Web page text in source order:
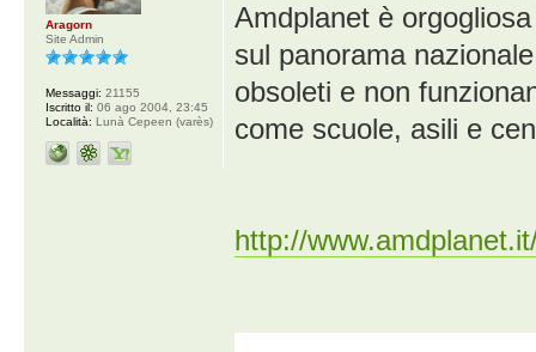
Amdplanet è
sul panorama
obsoleti e non
come scuole, asili e
http://
Aragorn
Site Admin
Messaggi: 21155
Iscritto il: 06 ago 2004, 23:45
Località: Lunà Cepeen (varès)